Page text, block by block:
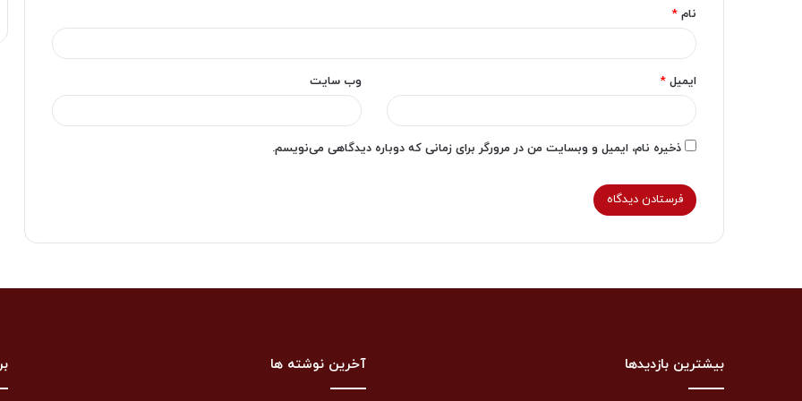
نام *
ایمیل * وب‌ سایت
ذخیره نام، ایمیل و وبسایت من در مرورگر برای زمانی که دوباره دیدگاهی می‌نویسم.
بیشترین بازدیدها آخرین نوشته ها